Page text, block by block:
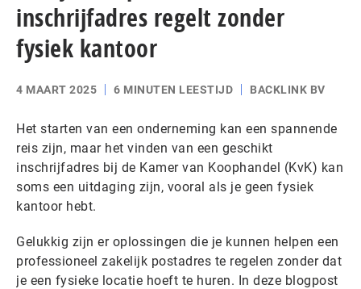
inschrijfadres regelt zonder
fysiek kantoor
4 MAART 2025 6 MINUTEN LEESTIJD BACKLINK BV
Het starten van een onderneming kan een spannende
reis zijn, maar het vinden van een geschikt
inschrijfadres bij de Kamer van Koophandel (KvK) kan
soms een uitdaging zijn, vooral als je geen fysiek
kantoor hebt.
Gelukkig zijn er oplossingen die je kunnen helpen een
professioneel zakelijk postadres te regelen zonder dat
je een fysieke locatie hoeft te huren. In deze blogpost